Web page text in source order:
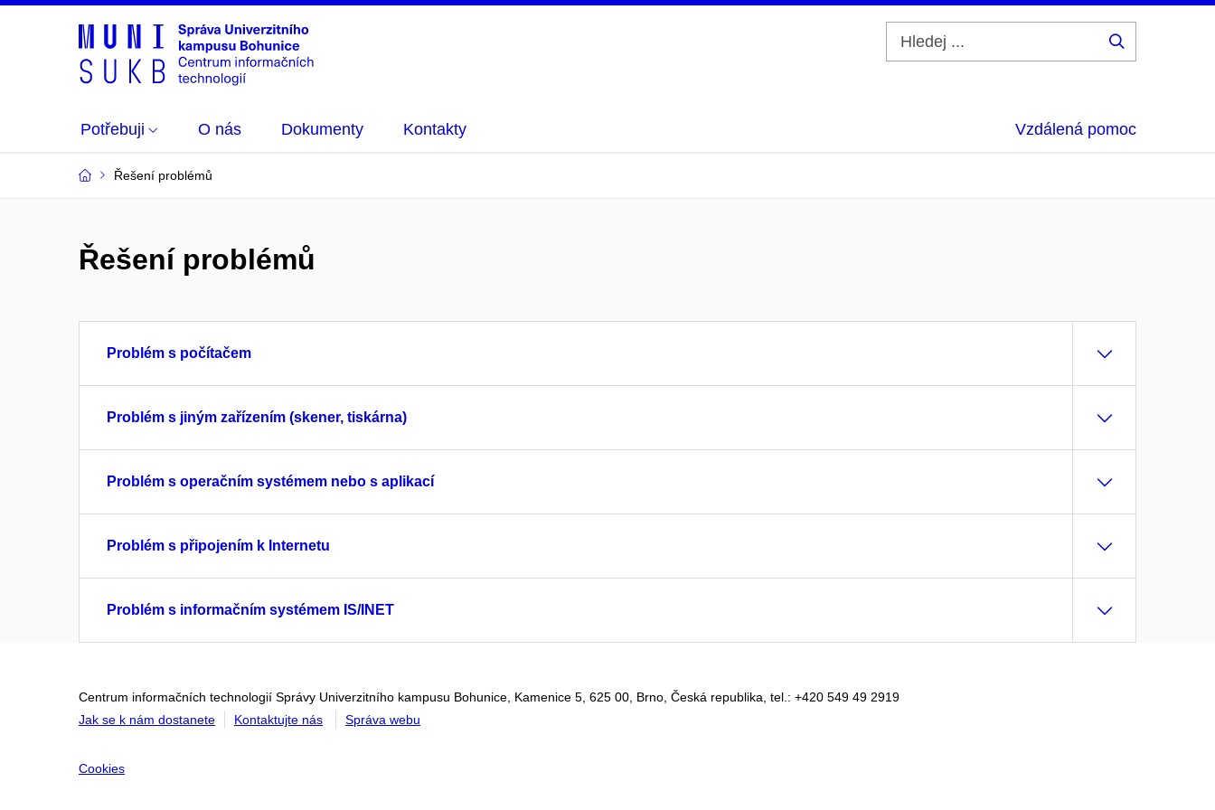
Potřebuji O nás Dokumenty Kontakty Vzdálená pomoc
Řešení problémů
Řešení problémů
Problém s počítačem
Problém s jiným zařízením (skener, tiskárna)
Problém s operačním systémem nebo s aplikací
Problém s připojením k Internetu
Problém s informačním systémem IS/INET
Centrum informačních technologií Správy Univerzitního kampusu Bohunice, Kamenice 5, 625 00, Brno, Česká republika, tel.: +420 549 49 2919
Jak se k nám dostanete
Kontaktujte nás Správa webu
Cookies